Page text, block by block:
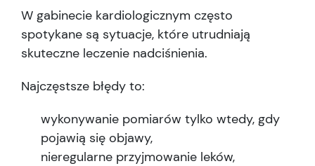
W gabinecie kardiologicznym często
spotykane są sytuacje, które utrudniają
skuteczne leczenie nadciśnienia.
Najczęstsze błędy to:
wykonywanie pomiarów tylko wtedy, gdy
pojawią się objawy,
nieregularne przyjmowanie leków,